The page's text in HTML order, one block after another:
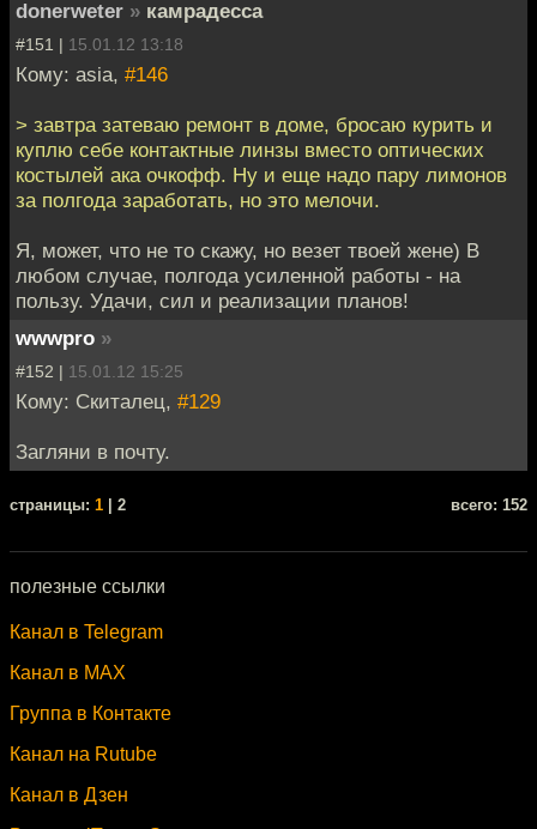
donerweter » камрадесса
#151 | 15.01.12 13:18
Кому: asia, #146
> завтра затеваю ремонт в доме, бросаю курить и
куплю себе контактные линзы вместо оптических
костылей ака очкофф. Ну и еще надо пару лимонов
за полгода заработать, но это мелочи.
Я, может, что не то скажу, но везет твоей жене) В
любом случае, полгода усиленной работы - на
пользу. Удачи, сил и реализации планов!
wwwpro »
#152 | 15.01.12 15:25
Кому: Скиталец, #129
Загляни в почту.
cтраницы: 1 | 2 всего: 152
полезные ссылки
Канал в Telegram
Канал в MAX
Группа в Контакте
Канал на Rutube
Канал в Дзен